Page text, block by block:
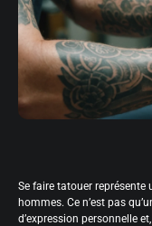
Se faire tatouer
hommes. Ce n’est pas
d’expression personnelle